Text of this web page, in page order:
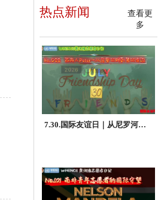
热点新闻
查看更
多
7.30.国际友谊⽇｜从尼罗河到